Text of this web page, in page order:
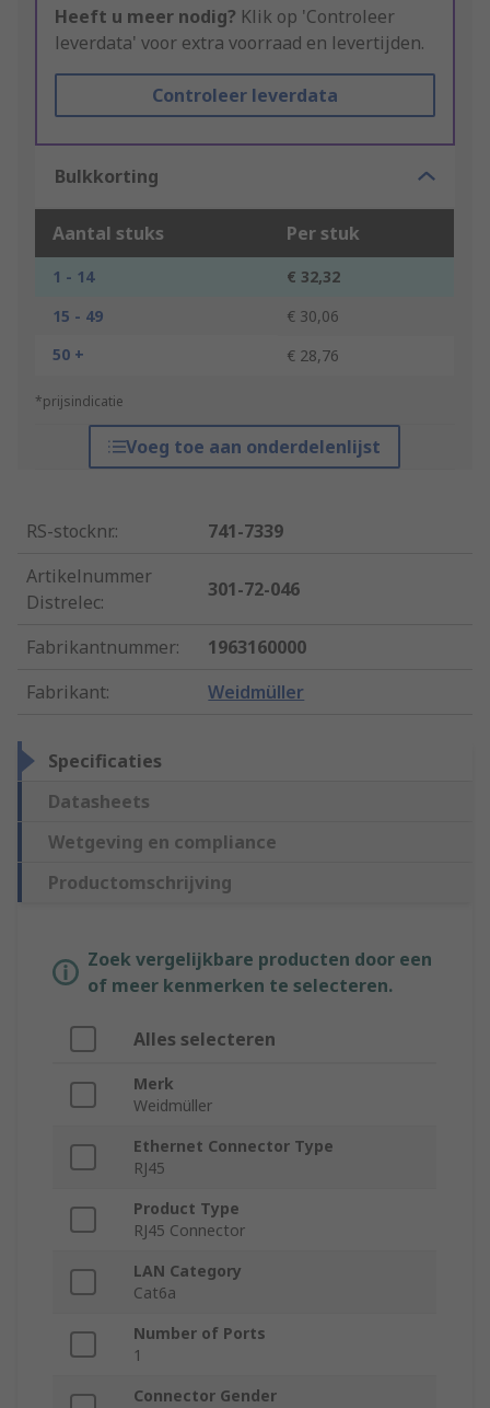
Heeft u meer nodig? Klik op 'Controleer
leverdata' voor extra voorraad en levertijden.
Controleer leverdata
Bulkkorting
Aantal stuks Per stuk
1 - 14
€ 32,32
15 - 49
€ 30,06
50 +
€ 28,76
*prijsindicatie
Voeg toe aan onderdelenlijst
RS-stocknr.:
741-7339
Artikelnummer
Distrelec:
301-72-046
Fabrikantnummer:
1963160000
Fabrikant: Weidmüller
Specificaties
Datasheets
Wetgeving en compliance
Productomschrijving
Zoek vergelijkbare producten door een
of meer kenmerken te selecteren.
Alles selecteren
Merk
Weidmüller
Ethernet Connector Type
RJ45
Product Type
RJ45 Connector
LAN Category
Cat6a
Number of Ports
1
Connector Gender